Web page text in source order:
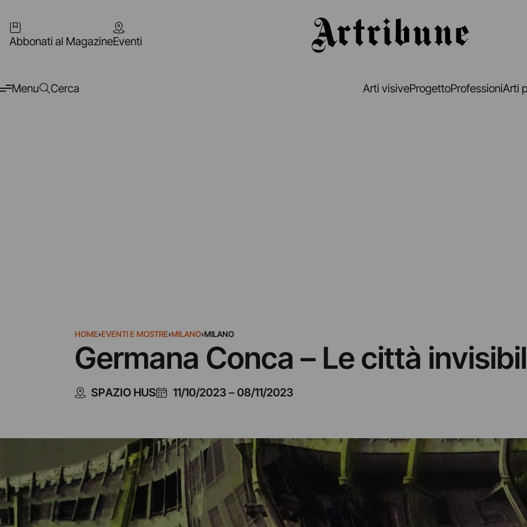
Abbonati al MagazineEventi
Menu Cerca Arti visiveProgettoProfessioniArti
HOME›EVENTI E MOSTRE›MILANO›MILANO
Germana Conca – Le città
SPAZIO HUS 11/10/2023 –08/11/2023